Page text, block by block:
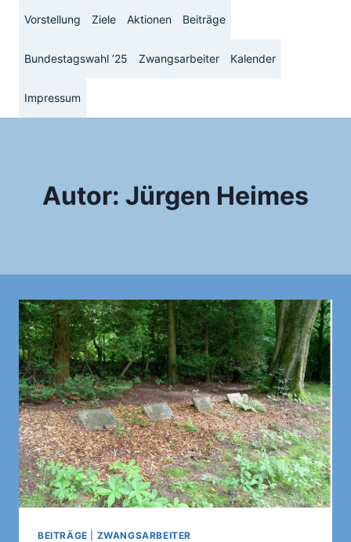
springen
Vorstellung Ziele Aktionen Beiträge
Bundestagswahl ’25 Zwangsarbeiter Kalender
Impressum
Autor: Jürgen Heimes
BEITRÄGE ZWANGSARBEITER